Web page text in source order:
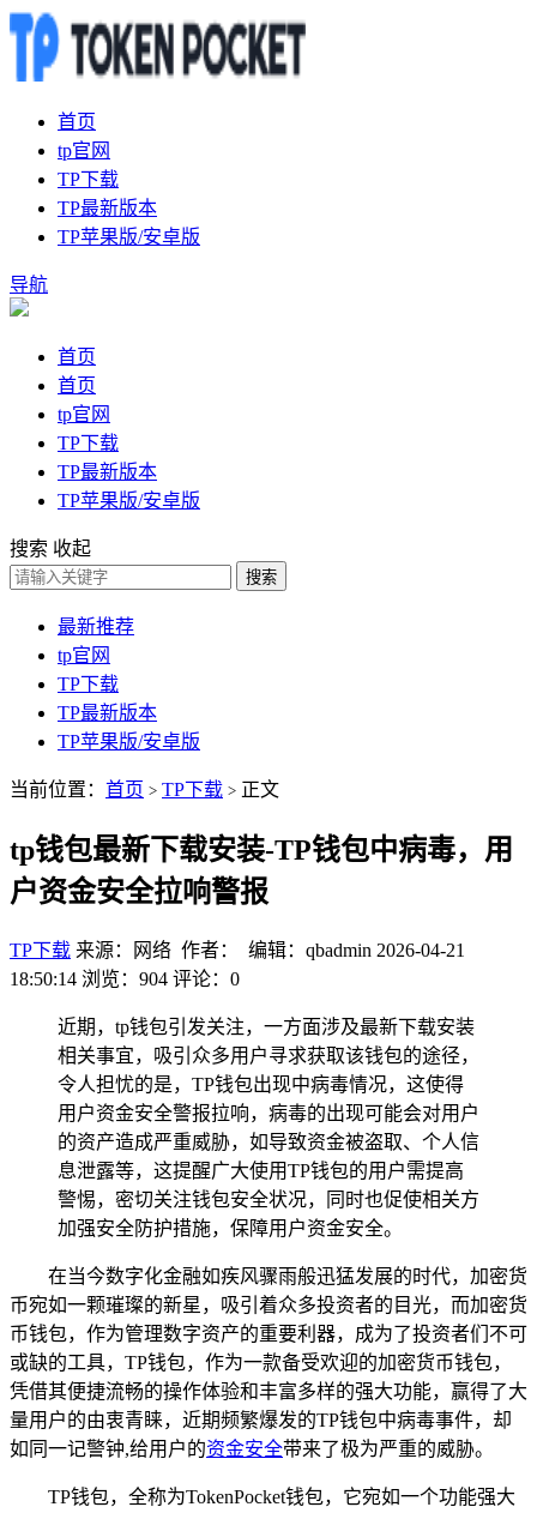
首页
tp官网
TP下载
TP最新版本
TP苹果版/安卓版
导航
首页
首页
tp官网
TP下载
TP最新版本
TP苹果版/安卓版
搜索 收起
搜索
最新推荐
tp官网
TP下载
TP最新版本
TP苹果版/安卓版
当前位置： 首页 > TP下载 > 正文
tp钱包最新下载安装-TP钱包中病毒，用
户资金安全拉响警报
TP下载 来源：网络 作者： 编辑：qbadmin 2026-04-21
18:50:14 浏览：904 评论：0
近期，tp钱包引发关注，一方面涉及最新下载安装
相关事宜，吸引众多用户寻求获取该钱包的途径，
令人担忧的是，TP钱包出现中病毒情况，这使得
用户资金安全警报拉响，病毒的出现可能会对用户
的资产造成严重威胁，如导致资金被盗取、个人信
息泄露等，这提醒广大使用TP钱包的用户需提高
警惕，密切关注钱包安全状况，同时也促使相关方
加强安全防护措施，保障用户资金安全。
在当今数字化金融如疾风骤雨般迅猛发展的时代，加密货
币宛如一颗璀璨的新星，吸引着众多投资者的目光，而加密货
币钱包，作为管理数字资产的重要利器，成为了投资者们不可
或缺的工具，TP钱包，作为一款备受欢迎的加密货币钱包，
凭借其便捷流畅的操作体验和丰富多样的强大功能，赢得了大
量用户的由衷青睐，近期频繁爆发的TP钱包中病毒事件，却
如同一记警钟,给用户的资金安全带来了极为严重的威胁。
TP钱包，全称为TokenPocket钱包，它宛如一个功能强大